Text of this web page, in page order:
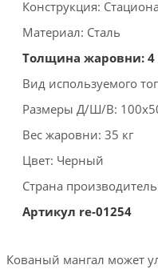
Конструкция:
Материал: Сталь
Толщина жаровни:
Вид используемого
Размеры Д/Ш/В:
Вес жаровни: 35 кг
Цвет: Черный
Страна
Артикул re-01254
Кованый мангал может